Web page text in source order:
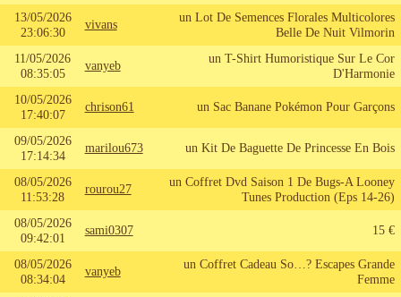
13/05/2026
23:06:30
vivans
un Lot De Semences Florales Multicolores
Belle De Nuit Vilmorin
11/05/2026
08:35:05
vanyeb
un T-Shirt Humoristique Sur Le Cor
D'Harmonie
10/05/2026
17:40:07
chrison61 un Sac Banane Pokémon Pour Garçons
09/05/2026
17:14:34
marilou673 un Kit De Baguette De Princesse En Bois
08/05/2026
11:53:28
rourou27
un Coffret Dvd Saison 1 De Bugs-A Looney
Tunes Production (Eps 14-26)
08/05/2026
09:42:01
sami0307 15 €
08/05/2026
08:34:04
vanyeb
un Coffret Cadeau So…? Escapes Grande
Femme